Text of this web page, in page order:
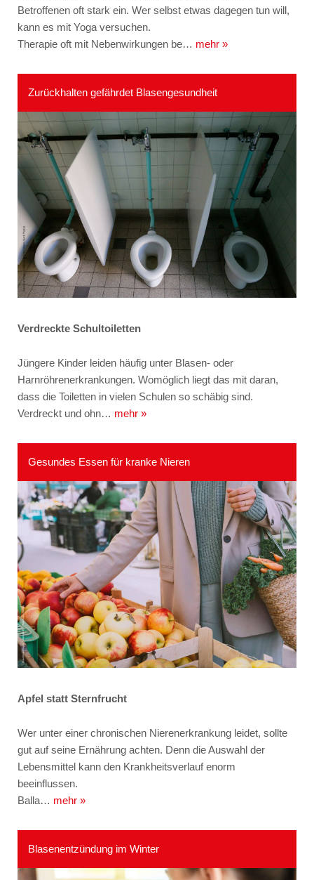
Betroffenen oft stark ein. Wer selbst etwas dagegen tun will,
kann es mit Yoga versuchen.
Therapie oft mit Nebenwirkungen be… mehr »
Zurückhalten gefährdet Blasengesundheit
Verdreckte Schultoiletten
Jüngere Kinder leiden häufig unter Blasen- oder
Harnröhrenerkrankungen. Womöglich liegt das mit daran,
dass die Toiletten in vielen Schulen so schäbig sind.
Verdreckt und ohn… mehr »
Gesundes Essen für kranke Nieren
Apfel statt Sternfrucht
Wer unter einer chronischen Nierenerkrankung leidet, sollte
gut auf seine Ernährung achten. Denn die Auswahl der
Lebensmittel kann den Krankheitsverlauf enorm
beeinflussen.
Balla… mehr »
Blasenentzündung im Winter